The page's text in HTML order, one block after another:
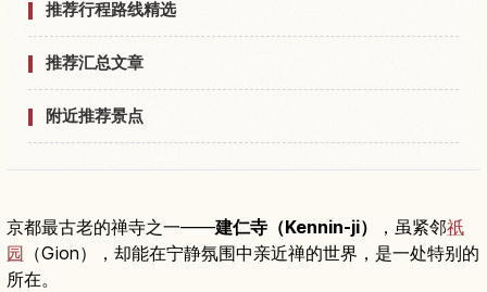
推荐行程路线精选
推荐汇总文章
附近推荐景点
京都最古老的禅寺之一——建仁寺（Kennin-ji） ，虽紧邻祇
园 （Gion），却能在宁静氛围中亲近禅的世界，是一处特别的
所在。